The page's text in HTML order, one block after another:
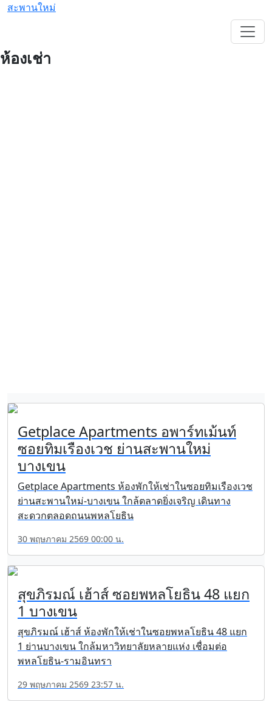
สะพานใหม่
ห้องเช่า
Getplace Apartments อพาร์ทเม้นท์
ซอยทิมเรืองเวช ย่านสะพานใหม่
บางเขน
Getplace Apartments ห้องพักให้เช่าในซอยทิมเรืองเวช
ย่านสะพานใหม่-บางเขน ใกล้ตลาดยิ่งเจริญ เดินทาง
สะดวกตลอดถนนพหลโยธิน
30 พฤษภาคม 2569 00:00 น.
สุขภิรมณ์ เฮ้าส์ ซอยพหลโยธิน 48 แยก
1 บางเขน
สุขภิรมณ์ เฮ้าส์ ห้องพักให้เช่าในซอยพหลโยธิน 48 แยก
1 ย่านบางเขน ใกล้มหาวิทยาลัยหลายแห่ง เชื่อมต่อ
พหลโยธิน-รามอินทรา
29 พฤษภาคม 2569 23:57 น.